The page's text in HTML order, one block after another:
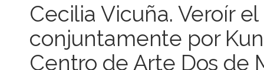
Cecilia Vicuña. Veroír
conjuntamente por
Centro de Arte Dos de